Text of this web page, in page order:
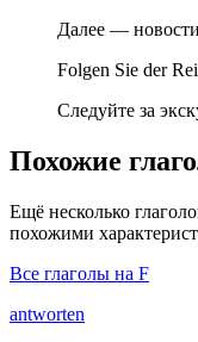
Далее —
Folgen Sie der
Следуйте за
Похожие
Ещё несколько
похожими
Все глаголы на F
antworten